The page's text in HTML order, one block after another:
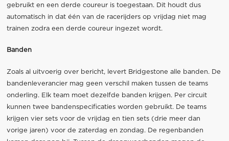
gebruikt en een derde coureur is toegestaan. Dit houdt dus
automatisch in dat één van de racerijders op vrijdag niet mag
trainen zodra een derde coureur ingezet wordt.
Banden
Zoals al uitvoerig over bericht, levert Bridgestone alle banden. De
bandenleverancier mag geen verschil maken tussen de teams
onderling. Elk team moet dezelfde banden krijgen. Per circuit
kunnen twee bandenspecificaties worden gebruikt. De teams
krijgen vier sets voor de vrijdag en tien sets (drie meer dan
vorige jaren) voor de zaterdag en zondag. De regenbanden